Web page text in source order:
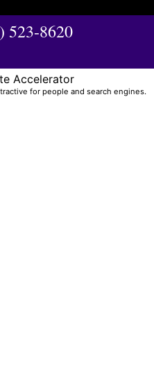
523-8620
Accelerator
for people and search engines.